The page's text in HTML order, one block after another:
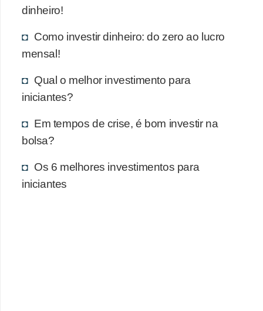
dinheiro!
Como investir dinheiro: do zero ao lucro
mensal!
Qual o melhor investimento para
iniciantes?
Em tempos de crise, é bom investir na
bolsa?
Os 6 melhores investimentos para
iniciantes